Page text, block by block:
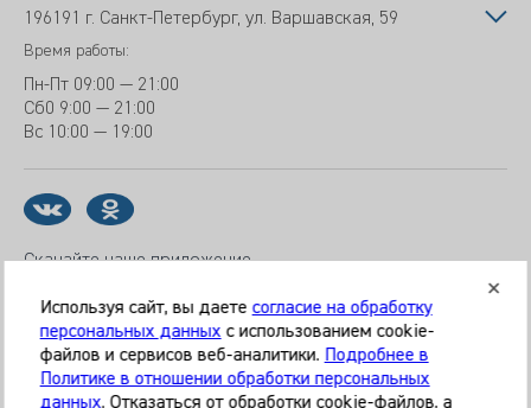
196191 г. Санкт-Петербург, ул. Варшавская, 59
Время работы:
Пн-Пт 09:00 — 21:00
Сб0 9:00 — 21:00
Вс 10:00 — 19:00
Скачайте наше приложение
© 2026 Клиника «МЕДИКАЛ ОН ГРУП»
Все права защищены
Используя сайт, вы даете согласие на обработку
персональных данныхс использованием cookie-
файлов и сервисов веб-аналитики. Подробнее в
Политике в отношении обработки персональных
данных. Отказаться от обработки cookie-файлов, а